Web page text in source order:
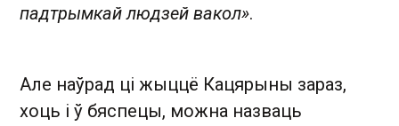
падтрымкай людзей вакол».
Але наўрад ці жыццё Кацярыны зараз,
хоць і ў бяспецы, можна назваць